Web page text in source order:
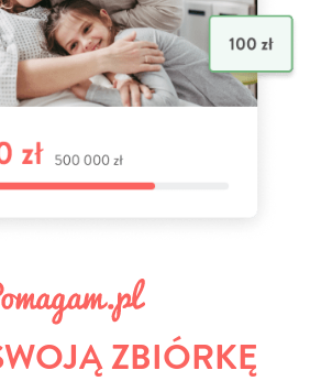
ZBIÓRKĘ